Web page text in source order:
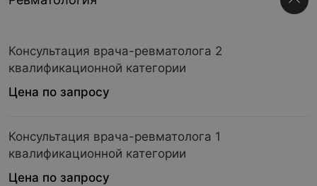
Консультация врача-ревматолога 2
квалификационной категории
Цена по запросу
Консультация врача-ревматолога 1
квалификационной категории
Цена по запросу